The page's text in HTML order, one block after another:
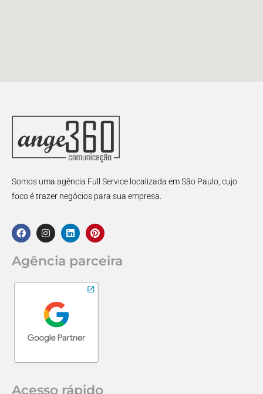
Somos uma agência Full Service localizada em São Paulo, cujo
foco é trazer negócios para sua empresa.
Agência parceira
Acesso rápido